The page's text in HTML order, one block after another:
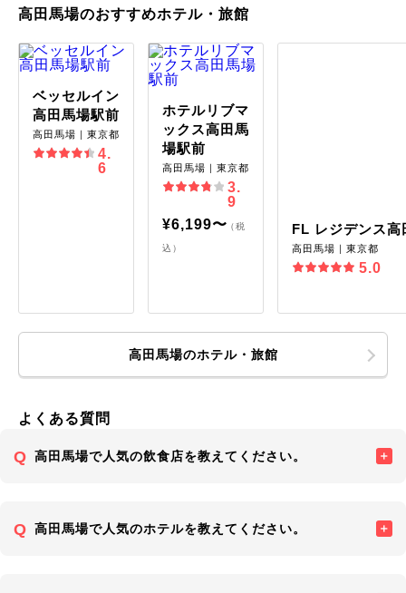
高田馬場のおすすめホテル・旅館
ベッセルイン
高田馬場駅前
高田馬場｜東京都
4.
6
ホテルリブマ
ックス高田馬
場駅前
高田馬場｜東京都
3.
9
¥6,199〜（税
込）
FL レジデンス高
高田馬場｜東京都
5.0
高田馬場のホテル・旅館
よくある質問
高田馬場で人気の飲食店を教えてください。
高田馬場で人気のホテルを教えてください。